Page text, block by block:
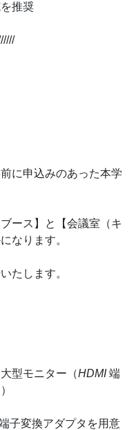
推奨
に申込みのあった本学
ース】と【会議室（キ
なります。
たします。
型モニター（HDMI端
子変換アダプタを用意